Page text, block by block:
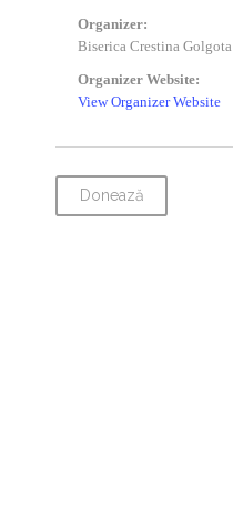
Organizer:
Biserica Crestina Golgota
Organizer Website:
View Organizer Website
Donează